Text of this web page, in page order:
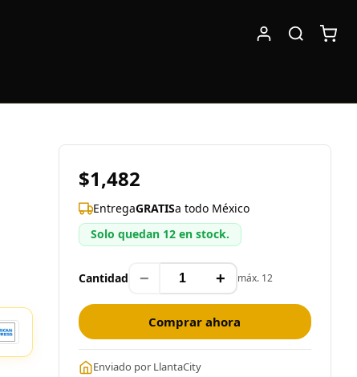
$1,482
EntregaGRATISa todo México
Solo quedan 12 en stock.
Cantidad − + máx. 12
Comprar ahora
Enviado por LlantaCity